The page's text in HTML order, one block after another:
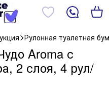
Рулонная туалетная
Aroma с
2 слоя, 4 рул/